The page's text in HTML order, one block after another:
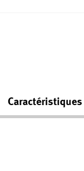
Caractéristiques